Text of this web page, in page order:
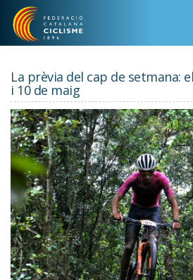
Vés al contingut
La prèvia del cap de setmana:
i 10 de maig